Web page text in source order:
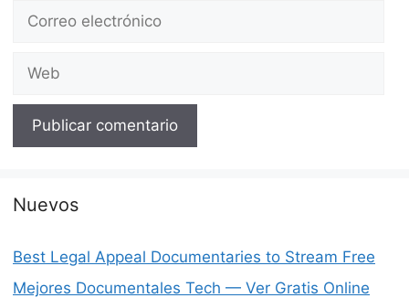
Correo
Web
Nuevos
Best Legal Appeal Documentaries to Stream Free
Mejores Documentales Tech — Ver Gratis Online